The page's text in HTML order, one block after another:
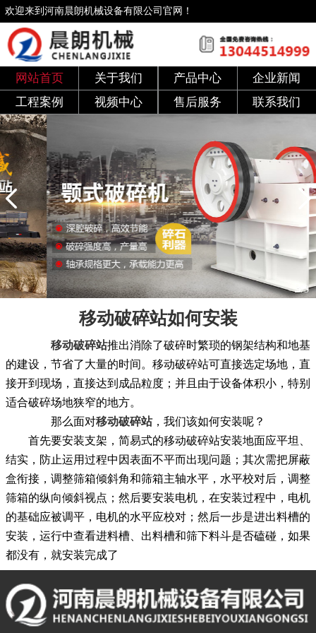
欢迎来到河南晨朗机械设备有限公司官网！
网站首页 关于我们 产品中心
企业新闻
工程案例
视频中心 售后服务 联系我们
3 /3
移动破碎站如何安装
移动破碎站推出消除了破碎时繁琐的钢架结构和地基
的建设，节省了大量的时间。移动破碎站可直接选定场地，直
接开到现场，直接达到成品粒度；并且由于设备体积小，特别
适合破碎场地狭窄的地方。
那么面对移动破碎站，我们该如何安装呢？
首先要安装支架，简易式的移动破碎站安装地面应平坦、
结实，防止运用过程中因表面不平而出现问题；其次需把屏蔽
盒衔接，调整筛箱倾斜角和筛箱主轴水平，水平校对后，调整
筛箱的纵向倾斜视点；然后要安装电机，在安装过程中，电机
的基础应被调平，电机的水平应校对；然后一步是进出料槽的
安装，运行中查看进料槽、出料槽和筛下料斗是否磕碰，如果
都没有，就安装完成了